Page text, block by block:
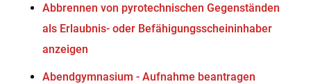
Abbrennen von pyrotechnischen Gegenständen
als Erlaubnis- oder Befähigungsscheininhaber
anzeigen
Abendgymnasium - Aufnahme beantragen